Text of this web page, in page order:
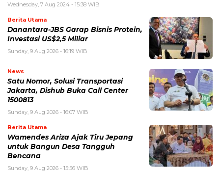
Wednesday, 7 Aug 2024 - 15:38 WIB
Berita Utama
Danantara-JBS Garap Bisnis Protein,
Investasi US$2,5 Miliar
Sunday, 9 Aug 2026 - 16:19 WIB
News
Satu Nomor, Solusi Transportasi
Jakarta, Dishub Buka Call Center
1500813
Sunday, 9 Aug 2026 - 16:07 WIB
Berita Utama
Wamendes Ariza Ajak Tiru Jepang
untuk Bangun Desa Tangguh
Bencana
Sunday, 9 Aug 2026 - 15:56 WIB